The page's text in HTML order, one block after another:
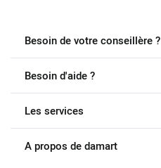
Besoin de votre conseillère ?
Besoin d'aide ?
Les services
A propos de damart